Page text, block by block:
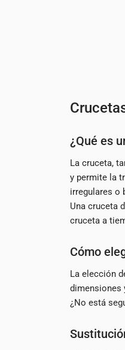
¿Qué es
La cruceta,
y permite la
irregulares o
Una cruceta
cruceta a
Cómo
La elección
dimensiones
¿No está